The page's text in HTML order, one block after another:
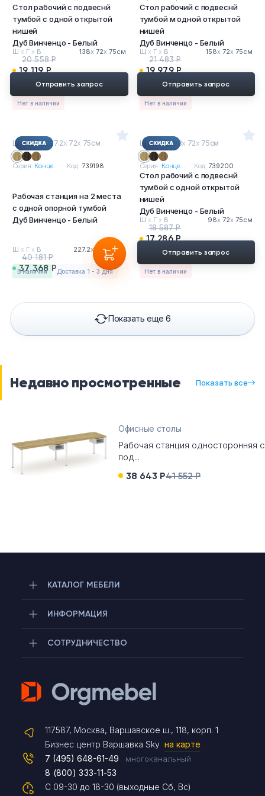
Стол рабочий с подвеснй
тумбой с одной открытой
нишей
Дуб Винченцо - Белый
Ш х Г х В : 138х72х75см
19 119 Р
20 558 Р
Нет в наличии
Отправить запрос
Стол рабочий с подвеснй
тумбой м одной открытой
нишей
Дуб Винченцо - Белый
Ш х Г х В : 158х 72х 75см
19 979 Р
21 483 Р
Нет в наличии
Отправить запрос
Ш хГхВ : 227.2х 72х 75см
Серия: Конце... Код: 739198
Рабочая станция на 2 места
с одной опорной тумбой
Дуб Винченцо - Белый
Ш х Г х В : 227.2х72х75см
37 368 Р
40 181 Р
в наличии Доставка 1 - 3 дня
Ш хГхВ : 98х 72х 75см
Серия: Конце... Код: 739200
Стол рабочий с подвеснй
тумбой с одной открытой
нишей
Дуб Винченцо - Белый
Ш х Г х В : 98х 72х 75см
17 286 Р
18 587 Р
Нет в наличии
Отправить запрос
Показать еще 6
Недавно просмотренные Показать все
Офисные столы
Рабочая станция односторонняя с
под...
38 643 Р41 552 Р
КАТАЛОГ МЕБЕЛИ
ИНФОРМАЦИЯ
СОТРУДНИЧЕСТВО
117587, Москва, Варшавское ш., 118, корп. 1
Бизнес центр Варшавка Sky на карте
С 09-30 до 18-30 (выходные Сб, Вс)
7 (495) 648-61-49 многоканальный
8 (800) 333-11-53
Telegram
Max
Чат на сайте